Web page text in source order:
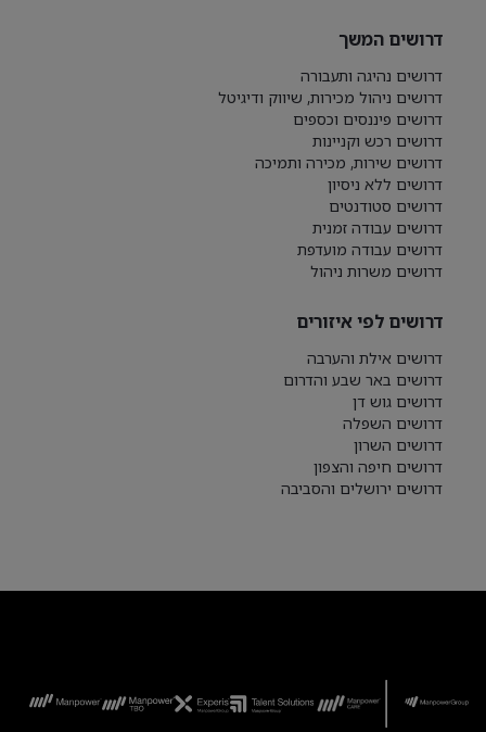
דרושים המשך
דרושים נהיגה ותעבורה
דרושים ניהול מכירות, שיווק ודיגיטל
דרושים פיננסים וכספים
דרושים רכש וקניינות
דרושים שירות, מכירה ותמיכה
דרושים ללא ניסיון
דרושים סטודנטים
דרושים עבודה זמנית
דרושים עבודה מועדפת
דרושים משרות ניהול
דרושים לפי איזורים
דרושים אילת והערבה
דרושים באר שבע והדרום
דרושים גוש דן
דרושים השפלה
דרושים השרון
דרושים חיפה והצפון
דרושים ירושלים והסביבה